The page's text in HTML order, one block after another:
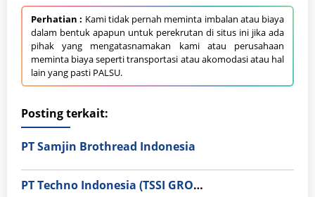
Perhatian : Kami tidak pernah meminta imbalan atau biaya
dalam bentuk apapun untuk perekrutan di situs ini jika ada
pihak yang mengatasnamakan kami atau perusahaan
meminta biaya seperti transportasi atau akomodasi atau hal
lain yang pasti PALSU.
Posting terkait:
PT Samjin Brothread Indonesia
PT Techno Indonesia (TSSI GROUP)